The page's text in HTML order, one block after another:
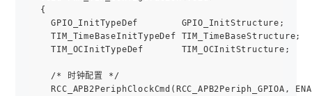
{
GPIO_InitTypeDef        GPIO_InitStructure;
TIM_TimeBaseInitTypeDef TIM_TimeBaseStructure;
TIM_OCInitTypeDef       TIM_OCInitStructure;
/* 时钟配置 */
RCC_APB2PeriphClockCmd(RCC_APB2Periph_GPIOA,